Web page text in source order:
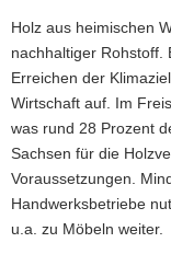
Holz aus heimischen
nachhaltiger Rohstoff.
Erreichen der
Wirtschaft auf. Im
was rund 28 Prozent
Sachsen für die
Voraussetzungen.
Handwerksbetriebe
u.a. zu Möbeln weiter.